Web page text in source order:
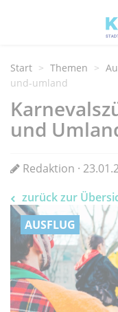
Start Themen
und-umland
und
Redaktion ·
zurück zur
AUSFLUG